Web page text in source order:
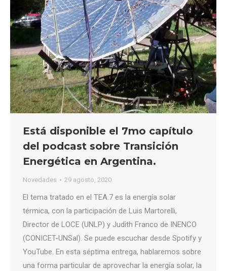
Está disponible el 7mo capítulo
del podcast sobre Transición
Energética en Argentina.
Novedades 29 agosto, 2020
El tema tratado en el TEA.7 es la energía solar
térmica, con la participación de Luis Martorelli,
Director de LOCE (UNLP) y Judith Franco de INENCO
(CONICET-UNSal). Se puede escuchar desde Spotify y
YouTube. En esta séptima entrega, hablaremos sobre
una forma particular de aprovechar la energía solar, la